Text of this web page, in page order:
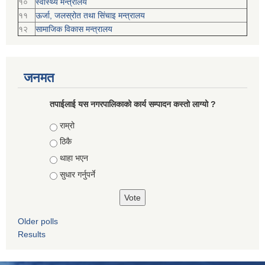
११
ऊर्जा, जलस्रोत तथा सिंचाइ मन्त्रालय
१२
सामाजिक विकास मन्‍‍त्रालय
जनमत
तपाईलाई यस नगरपालिकाको कार्य सम्पादन कस्तो लाग्यो ?
Choices
राम्रो
ठिकै
थाहा भएन
सुधार गर्नुपर्ने
Older polls
Results